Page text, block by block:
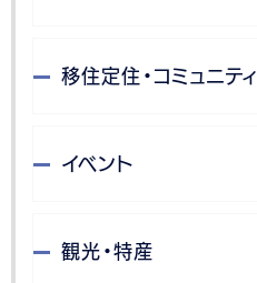
移住定住・コミュニティ
イベント
観光・特産